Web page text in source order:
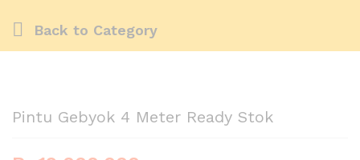
Back to Category
Pintu Gebyok 4 Meter Ready Stok